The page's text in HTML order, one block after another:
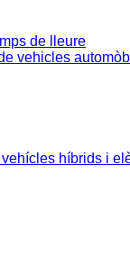
de lleure
vehicles
híbrids i